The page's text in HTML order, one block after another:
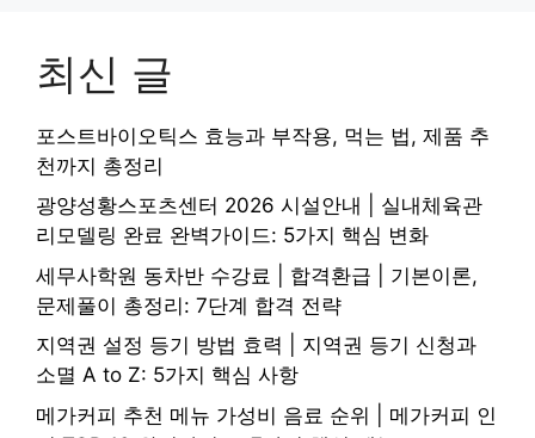
최신 글
포스트바이오틱스 효능과 부작용, 먹는 법, 제품 추
천까지 총정리
광양성황스포츠센터 2026 시설안내 | 실내체육관
리모델링 완료 완벽가이드: 5가지 핵심 변화
세무사학원 동차반 수강료 | 합격환급 | 기본이론,
문제풀이 총정리: 7단계 합격 전략
지역권 설정 등기 방법 효력 | 지역권 등기 신청과
소멸 A to Z: 5가지 핵심 사항
메가커피 추천 메뉴 가성비 음료 순위 | 메가커피 인